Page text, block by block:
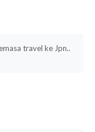
travel ke Jpn..